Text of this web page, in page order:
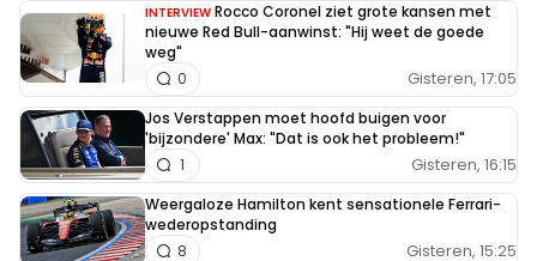
strip. Oh neen, dat kan niet "drag" is woke, daar zijn ze
heel bang voor over het grote water... Snel, Tom Poes,
verzin een list....
Marcel Van Der Wal
8 juli 14:27
Laat ze nou eens allemaal achter elkaar een vrije ronde
INTERVIEW Rocco Coronel ziet grote kansen met
nieuwe Red Bull-aanwinst: "Hij weet de goede
weg"
Gisteren, 17:05
0
Jos Verstappen moet hoofd buigen voor
'bijzondere' Max: "Dat is ook het probleem!"
Gisteren, 16:15
1
Weergaloze Hamilton kent sensationele Ferrari-
wederopstanding
Gisteren, 15:25
8